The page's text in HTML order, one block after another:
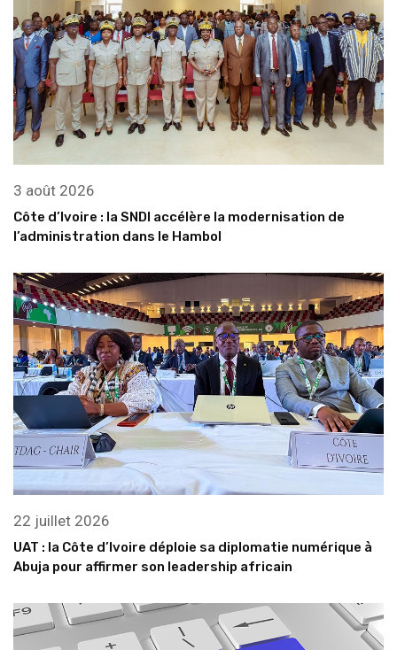
3 août 2026
Côte d’Ivoire : la SNDI accélère la modernisation de
l’administration dans le Hambol
22 juillet 2026
UAT : la Côte d’Ivoire déploie sa diplomatie numérique à
Abuja pour affirmer son leadership africain